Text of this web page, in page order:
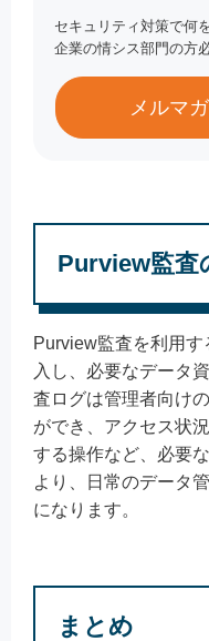
セキュリティ対策で何
企業の情シス部門の方
メルマ
Purview監査
Purview監査を利用
入し、必要なデータ
査ログは管理者向け
ができ、アクセス状
する操作など、必要
より、日常のデータ
になります。
まとめ